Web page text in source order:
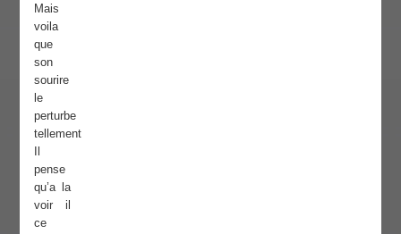
Mais
voila
que
son
sourire
le
perturbe
tellement
pense
qu’a la
voir il
ce